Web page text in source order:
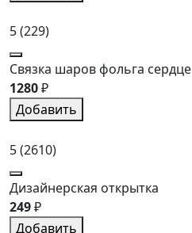
5(229)
Связка шаров фольга сердце
1280₽
Добавить
5(2610)
Дизайнерская открытка
249₽
Добавить